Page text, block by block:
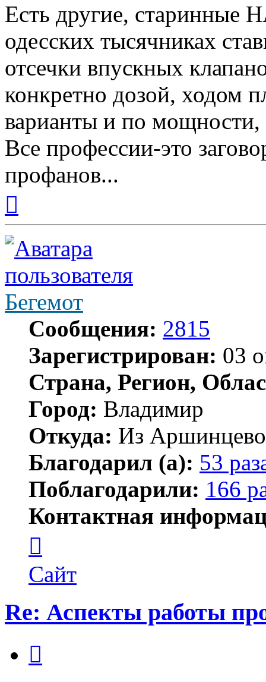
Есть другие, старинные
одесских тысячниках
отсечки впускных
конкретно дозой, ходом
варианты и по
Все профессии-это
профанов...
началу
Бегемот
Сообщения: 2815
Зарегистрирован: 03
Страна, Регион,
Город: Владимир
Откуда: Из
Благодарил (а): 53
Поблагодарили: 166
Контактная
пользователя
Бегемот
Сайт
Re: Аспекты работы